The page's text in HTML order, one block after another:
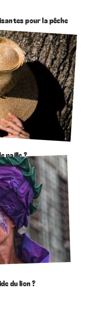
pour la pêche
paille ?
du lion ?